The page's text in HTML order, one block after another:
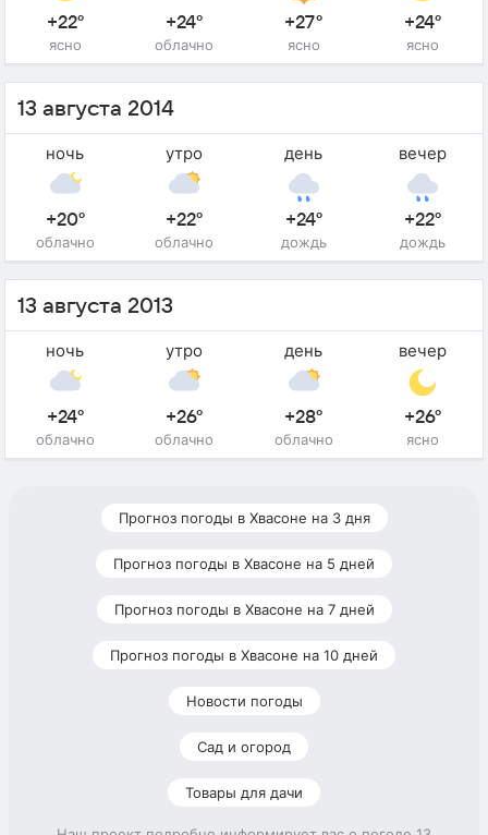
+22°
ясно
+24°
облачно
+27°
ясно
+24°
ясно
13 августа 2014
ночь
+20°
облачно
утро
+22°
облачно
день
+24°
дождь
вечер
+22°
дождь
13 августа 2013
ночь
+24°
облачно
утро
+26°
облачно
день
+28°
облачно
вечер
+26°
ясно
Прогноз погоды в Хвасоне на 3 дня
Прогноз погоды в Хвасоне на 5 дней
Прогноз погоды в Хвасоне на 7 дней
Прогноз погоды в Хвасоне на 10 дней
Новости погоды
Сад и огород
Товары для дачи